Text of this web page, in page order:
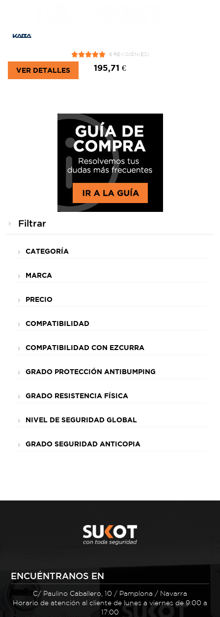
6 REVISIÓN(ES)
195,71 €
VER DETALLES
Filtrar
CATEGORÍA
MARCA
PRECIO
COMPATIBILIDAD
COMPATIBILIDAD CON EZCURRA
GRADO PROTECCIÓN ANTIBUMPING
GRADO RESISTENCIA FÍSICA
NIVEL DE SEGURIDAD GLOBAL
GRADO SEGURIDAD ANTICOPIA
ENCUÉNTRANOS EN
C/ Paulino Caballero, 10 / Pamplona / Navarra
Horario de atención al cliente de lunes a viernes de 9:00 a
17:00